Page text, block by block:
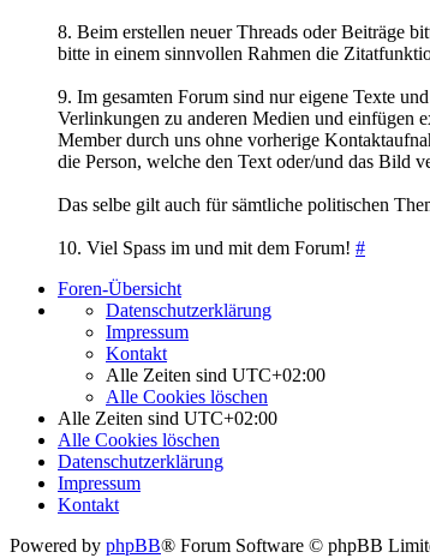
8. Beim erstellen neuer Threads oder Beiträge
bitte in einem sinnvollen Rahmen die
9. Im gesamten Forum sind nur eigene Texte
Verlinkungen zu anderen Medien und einfügen
Member durch uns ohne vorherige
die Person, welche den Text oder/und das Bild
Das selbe gilt auch für sämtliche politischen
10. Viel Spass im und mit dem Forum! #
Foren-Übersicht
Datenschutzerklärung
Impressum
Kontakt
Alle Zeiten sind UTC+02:00
Alle Cookies löschen
Alle Zeiten sind UTC+02:00
Alle Cookies löschen
Datenschutzerklärung
Impressum
Kontakt
Powered by phpBB® Forum Software © phpBB